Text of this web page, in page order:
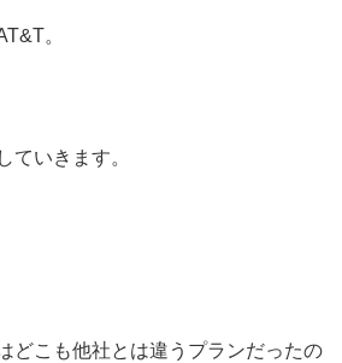
。
ていきます。
どこも他社とは違うプランだったの